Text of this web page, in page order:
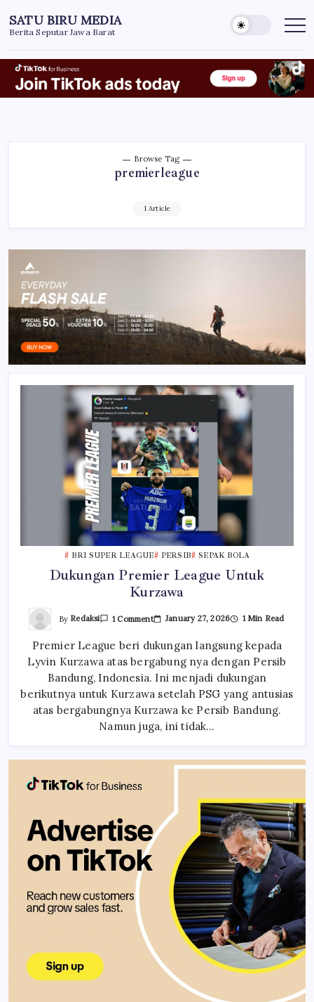
to
content
SATU BIRU MEDIA
Berita Seputar Jawa Barat
Browse Tag
premierleague
1 Article
BRI SUPER LEAGUE PERSIB SEPAK BOLA
Dukungan Premier League Untuk
Kurzawa
By Redaksi 1 CommentOn
League
Untuk
Kurzawa
January 27, 2026 1 Min Read
Premier League beri dukungan langsung kepada
Lyvin Kurzawa atas bergabung nya dengan Persib
Bandung, Indonesia. Ini menjadi dukungan
berikutnya untuk Kurzawa setelah PSG yang antusias
atas bergabungnya Kurzawa ke Persib Bandung.
Namun juga, ini tidak…